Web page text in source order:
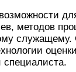
методов
служащему.
специалиста.